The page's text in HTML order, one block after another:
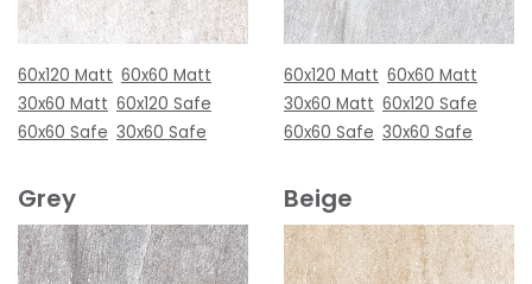
60x120 Matt 60x60 Matt
30x60 Matt 60x120 Safe
60x60 Safe 30x60 Safe
60x120 Matt 60x60 Matt
30x60 Matt 60x120 Safe
60x60 Safe 30x60 Safe
Grey Beige